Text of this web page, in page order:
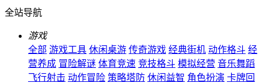
全站导航
游戏
全部 游戏工具 休闲桌游 传奇游戏 经典街机 动作格斗 经
营养成 冒险解谜 体育竞速 竞技格斗 模拟经营 音乐舞蹈
飞行射击 动作冒险 策略塔防 休闲益智 角色扮演 卡牌回